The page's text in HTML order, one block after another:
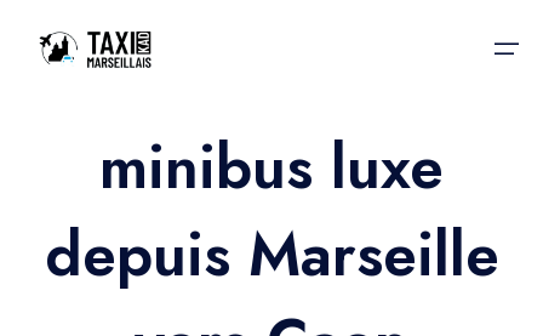
Accueil
Nos services
Nos services
Taxis aéroport
minibus luxe
depuis Marseille